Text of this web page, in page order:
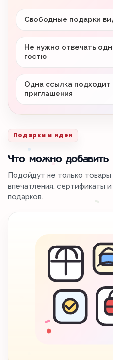
Свободные подарки
Не нужно отвечать
гостю
Одна ссылка подходит
приглашения
Подарки и идеи
Что можно добавить
Подойдут не только товары
впечатления, сертификаты
подарков.